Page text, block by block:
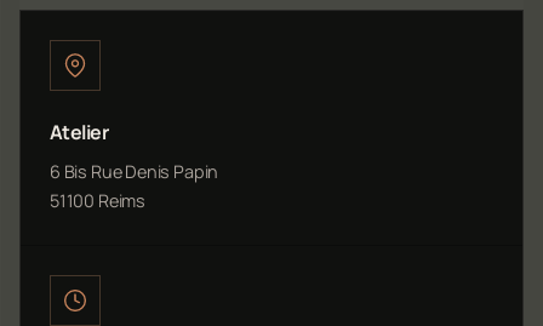
Atelier
6 Bis Rue Denis Papin
51100 Reims